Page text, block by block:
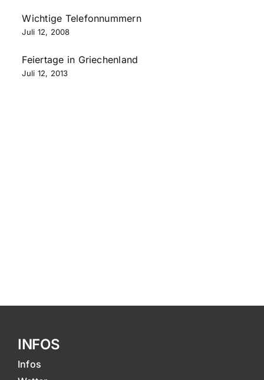
Wichtige Telefonnummern
Juli 12, 2008
Feiertage in Griechenland
Juli 12, 2013
INFOS
Infos